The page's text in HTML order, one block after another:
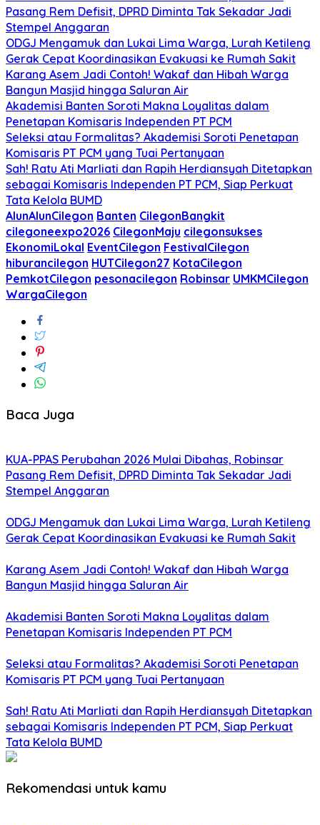
Pasang Rem Defisit, DPRD Diminta Tak Sekadar Jadi
Stempel Anggaran
ODGJ Mengamuk dan Lukai Lima Warga, Lurah Ketileng
Gerak Cepat Koordinasikan Evakuasi ke Rumah Sakit
Karang Asem Jadi Contoh! Wakaf dan Hibah Warga
Bangun Masjid hingga Saluran Air
Akademisi Banten Soroti Makna Loyalitas dalam
Penetapan Komisaris Independen PT PCM
Seleksi atau Formalitas? Akademisi Soroti Penetapan
Komisaris PT PCM yang Tuai Pertanyaan
Sah! Ratu Ati Marliati dan Rapih Herdiansyah Ditetapkan
sebagai Komisaris Independen PT PCM, Siap Perkuat
Tata Kelola BUMD
AlunAlunCilegon Banten CilegonBangkit
cilegoneexpo2026 CilegonMaju cilegonsukses
EkonomiLokal EventCilegon FestivalCilegon
hiburancilegon HUTCilegon27 KotaCilegon
PemkotCilegon pesonacilegon Robinsar UMKMCilegon
WargaCilegon
Baca Juga
KUA-PPAS Perubahan 2026 Mulai Dibahas, Robinsar
Pasang Rem Defisit, DPRD Diminta Tak Sekadar Jadi
Stempel Anggaran
ODGJ Mengamuk dan Lukai Lima Warga, Lurah Ketileng
Gerak Cepat Koordinasikan Evakuasi ke Rumah Sakit
Karang Asem Jadi Contoh! Wakaf dan Hibah Warga
Bangun Masjid hingga Saluran Air
Akademisi Banten Soroti Makna Loyalitas dalam
Penetapan Komisaris Independen PT PCM
Seleksi atau Formalitas? Akademisi Soroti Penetapan
Komisaris PT PCM yang Tuai Pertanyaan
Sah! Ratu Ati Marliati dan Rapih Herdiansyah Ditetapkan
sebagai Komisaris Independen PT PCM, Siap Perkuat
Tata Kelola BUMD
Rekomendasi untuk kamu